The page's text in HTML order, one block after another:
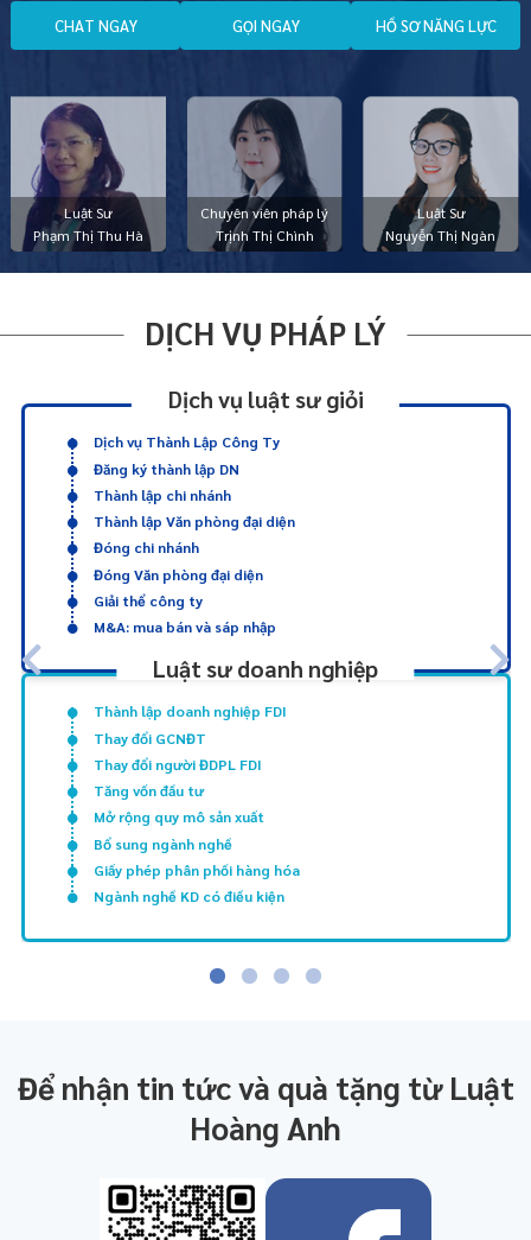
Luật Sư
Phạm Thị Thu Hà
Chuyên viên pháp lý
Trịnh Thị Chình
Luật Sư
Nguyễn Thị Ngàn
CHAT NGAY GỌI NGAY HỒ SƠ NĂNG LỰC
DỊCH VỤ PHÁP LÝ
Dịch vụ luật sư giỏi
Dịch vụ Thành Lập Công Ty
Đăng ký thành lập DN
Thành lập chi nhánh
Thành lập Văn phòng đại diện
Đóng chi nhánh
Đóng Văn phòng đại diện
Giải thể công ty
M&A: mua bán và sáp nhập
Luật sư doanh nghiệp
Thành lập doanh nghiệp FDI
Thay đổi GCNĐT
Thay đổi người ĐDPL FDI
Tăng vốn đầu tư
Mở rộng quy mô sản xuất
Bổ sung ngành nghề
Giấy phép phân phối hàng hóa
Ngành nghề KD có điều kiện
Để nhận tin tức và quà tặng từ Luật
Hoàng Anh